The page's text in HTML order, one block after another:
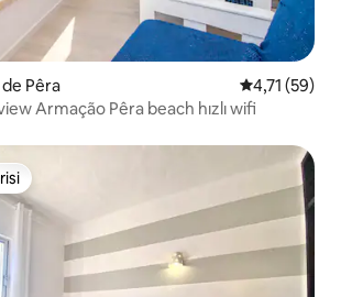
Pêra 5 üzerinden
4,71 (59)
Armação Pêra beach hızlı wifi